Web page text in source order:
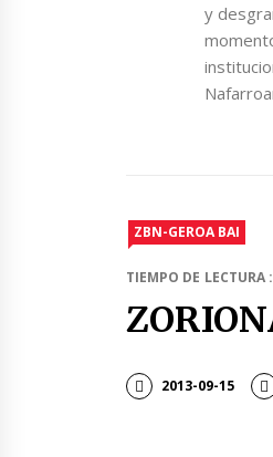
y
ZBN-GEROA BAI
TIEMPO DE LECTURA
2013-09-15